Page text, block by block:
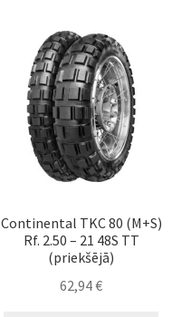
Continental TKC 80 (M+S)
Rf. 2.50 – 21 48S TT
(priekšējā)
62,94€